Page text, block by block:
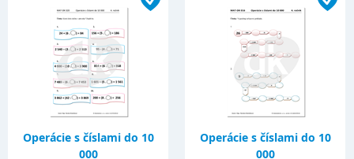
Operácie s číslami do 10
000
Operácie s číslami do 10
000